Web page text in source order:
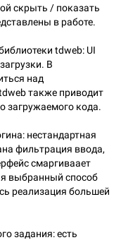
скрыть / показать
в работе.
tdweb: UI
В
над
также приводит
загружаемого кода.
нестандартная
фильтрация ввода,
смаргиваает
выбранный способ
реализация большей
задания: есть